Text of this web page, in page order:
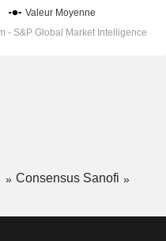
Consensus Sanofi